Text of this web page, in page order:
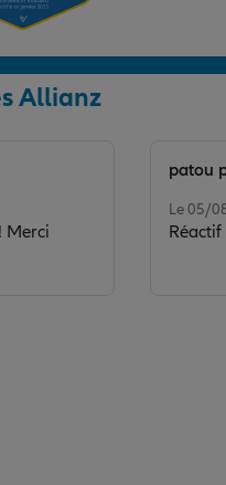
Allianz
Merci
Le 05/
patou